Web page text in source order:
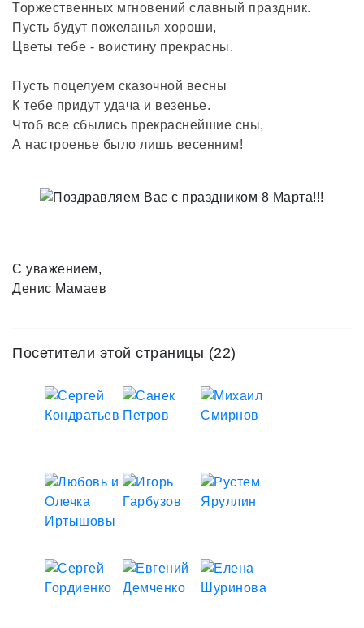
Торжественных мгновений славный праздник.
Пусть будут пожеланья хороши,
Цветы тебе - воистину прекрасны.
Пусть поцелуем сказочной весны
К тебе придут удача и везенье.
Чтоб все сбылись прекраснейшие сны,
А настроенье было лишь весенним!
С уважением,
Денис Мамаев
Посетители этой страницы (22)